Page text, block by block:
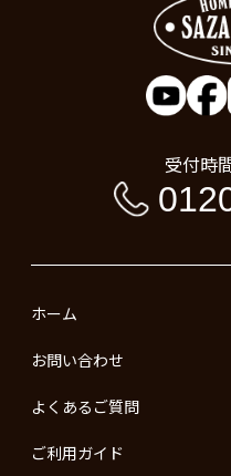
受付時
ホーム
お問い合わせ
よくあるご質問
ご利用ガイド